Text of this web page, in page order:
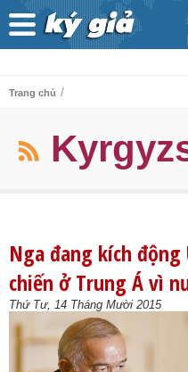
Trang chủ /
Nga đang kích
chiến ở Trung Á vì
Thứ Tư, 14 Tháng Mười 2015